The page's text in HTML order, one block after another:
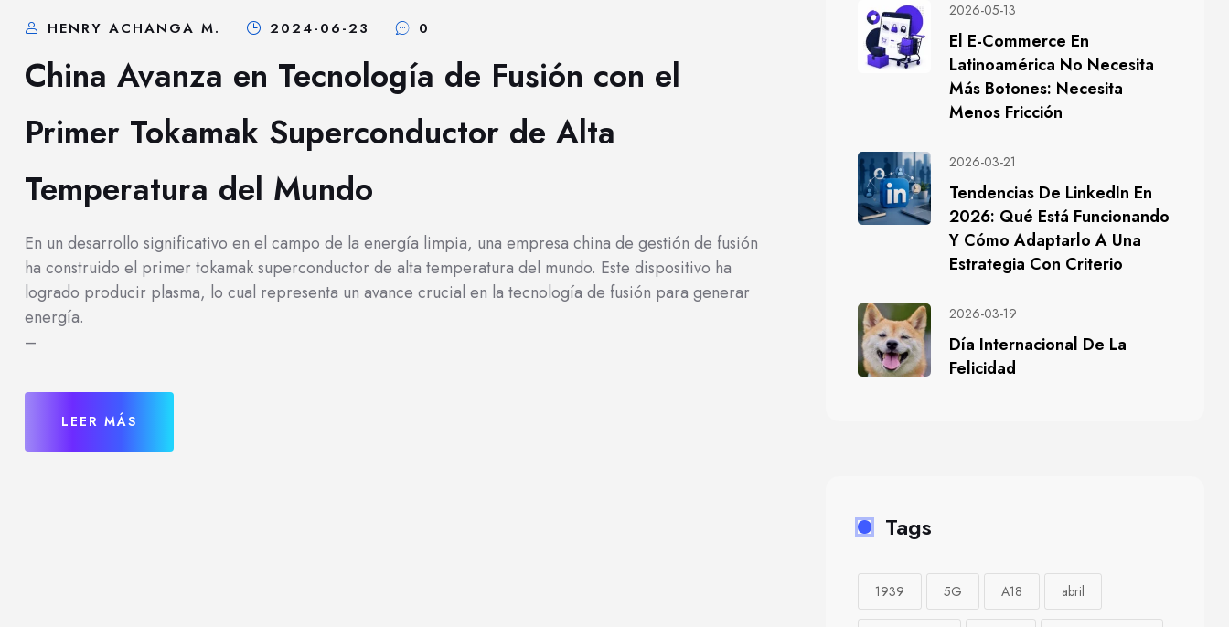
HENRY ACHANGA M. 2024-06-23 0
China Avanza en Tecnología de Fusión con el
Primer Tokamak Superconductor de Alta
Temperatura del Mundo
En un desarrollo significativo en el campo de la energía limpia, una empresa china de gestión de fusión
ha construido el primer tokamak superconductor de alta temperatura del mundo. Este dispositivo ha
logrado producir plasma, lo cual representa un avance crucial en la tecnología de fusión para generar
energía.
–
LEER MÁS
2026-05-13
El E-Commerce En
Latinoamérica No Necesita
Más Botones: Necesita
Menos Fricción
2026-03-21
Tendencias De LinkedIn En
2026: Qué Está Funcionando
Y Cómo Adaptarlo A Una
Estrategia Con Criterio
2026-03-19
Día Internacional De La
Felicidad
Tags
1939 5G A18 abril